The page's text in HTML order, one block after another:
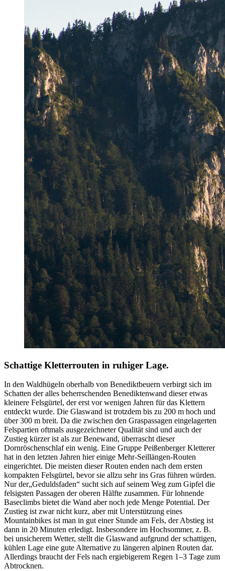
Schattige Kletterrouten in ruhiger Lage.
In den Waldhügeln oberhalb von Benediktbeuern verbirgt sich im
Schatten der alles beherrschenden Benediktenwand dieser etwas
kleinere Felsgürtel, der erst vor wenigen Jahren für das Klettern
entdeckt wurde. Die Glaswand ist trotzdem bis zu 200 m hoch und
über 300 m breit. Da die zwischen den Graspassagen eingelagerten
Felspartien oftmals ausgezeichneter Qualität sind und auch der
Zustieg kürzer ist als zur Benewand, überrascht dieser
Dornröschenschlaf ein wenig. Eine Gruppe Peißenberger Kletterer
hat in den letzten Jahren hier einige Mehr-Seillängen-Routen
eingerichtet. Die meisten dieser Routen enden nach dem ersten
kompakten Felsgürtel, bevor sie allzu sehr ins Gras führen würden.
Nur der„Geduldsfaden“ sucht sich auf seinem Weg zum Gipfel die
felsigsten Passagen der oberen Hälfte zusammen. Für lohnende
Baseclimbs bietet die Wand aber noch jede Menge Potential. Der
Zustieg ist zwar nicht kurz, aber mit Unterstützung eines
Mountainbikes ist man in gut einer Stunde am Fels, der Abstieg ist
dann in 20 Minuten erledigt. Insbesondere im Hochsommer, z. B.
bei unsicherem Wetter, stellt die Glaswand aufgrund der schattigen,
kühlen Lage eine gute Alternative zu längeren alpinen Routen dar.
Allerdings braucht der Fels nach ergiebigerem Regen 1–3 Tage zum
Abtrocknen.